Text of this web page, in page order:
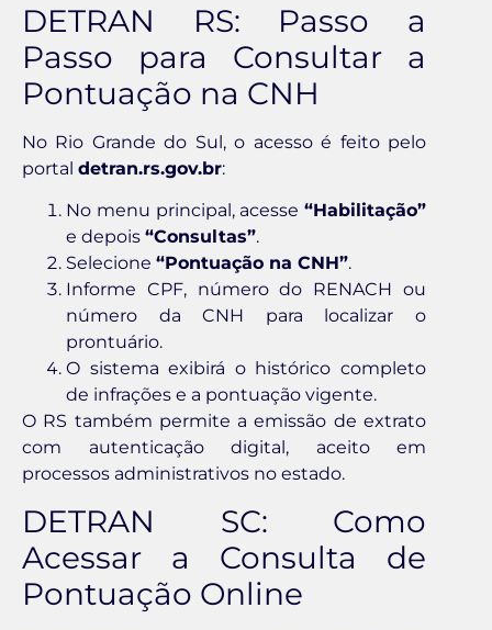
DETRAN RS: Passo a
Passo para Consultar a
Pontuação na CNH
No Rio Grande do Sul, o acesso é feito pelo
portal detran.rs.gov.br:
No menu principal, acesse “Habilitação”
e depois “Consultas”.
Selecione “Pontuação na CNH”.
Informe CPF, número do RENACH ou
número da CNH para localizar o
prontuário.
O sistema exibirá o histórico completo
de infrações e a pontuação vigente.
O RS também permite a emissão de extrato
com autenticação digital, aceito em
processos administrativos no estado.
DETRAN SC: Como
Acessar a Consulta de
Pontuação Online